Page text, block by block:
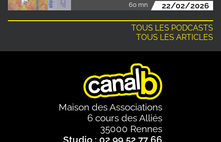
60 mn 22/02/2026
TOUS LES PODCASTS
TOUS LES ARTICLES
Maison des Associations
6 cours des Alliés
35000 Rennes
Studio : 02 99 52 77 66